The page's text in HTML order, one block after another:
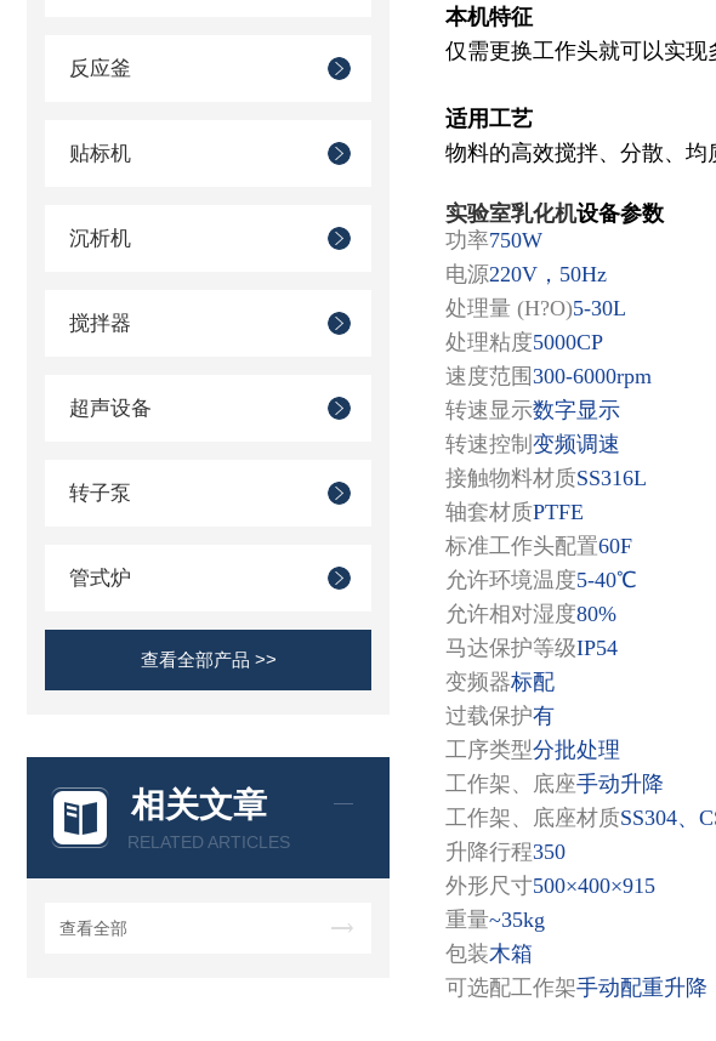
反应釜
贴标机
沉析机
搅拌器
超声设备
转子泵
管式炉
查看全部产品 >>
相关文章
RELATED ARTICLES
查看全部
本机特征
仅需更换工作头就可以实现
适用工艺
物料的高效搅拌、分散、均
实验室乳化机设备参数
功率750W
电源220V，50Hz
处理量 (H?O)5-30L
处理粘度5000CP
速度范围 300-6000rpm
转速显示数字显示
转速控制 变频调速
接触物料材质SS316L
轴套材质PTFE
标准工作头配置60F
允许环境温度5-40℃
允许相对湿度80%
马达保护等级IP54
变频器标配
过载保护有
工序类型分批处理
工作架、底座手动升降
工作架、底座材质SS304、
升降行程350
外形尺寸500×400×915
重量~35kg
包装木箱
可选配工作架手动配重升降